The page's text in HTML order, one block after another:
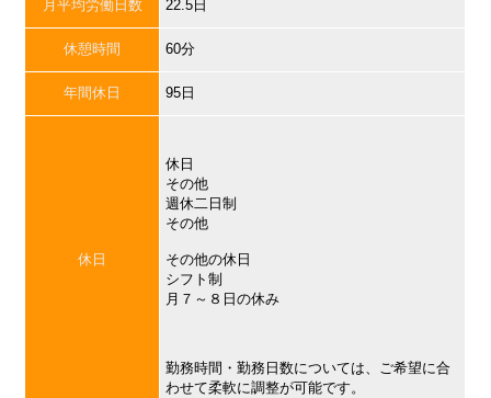
月平均労働日数 22.5日
休憩時間 60分
年間休日 95日
休日
休日
その他
週休二日制
その他
その他の休日
シフト制
月７～８日の休み
勤務時間・勤務日数については、ご希望に合
わせて柔軟に調整が可能です。